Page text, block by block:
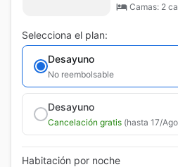
Camas: 2
Selecciona el plan:
Desayuno
No reembolsable
Desayuno
Cancelación gratis (hasta 17/
Habitación por noche